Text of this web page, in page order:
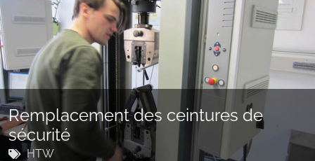
Remplacement des ceintures de
sécurité
HTW